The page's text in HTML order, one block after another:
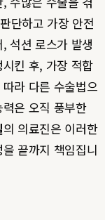
단하고 가장 안전
석션 로스가 발생
킨 후, 가장 적합
라 다른 수술법으
은 오직 풍부한
의 의료진은 이러한
끝까지 책임집니